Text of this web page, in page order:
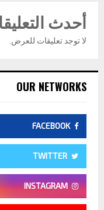
أحدث
لا توجد تعليقات للعرض.
OUR NETWORKS
FACEBOOK
TWITTER
INSTAGRAM